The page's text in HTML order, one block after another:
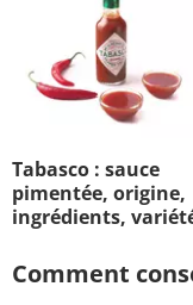
Tabasco : sauce
pimentée, origine,
ingrédients,
Comment